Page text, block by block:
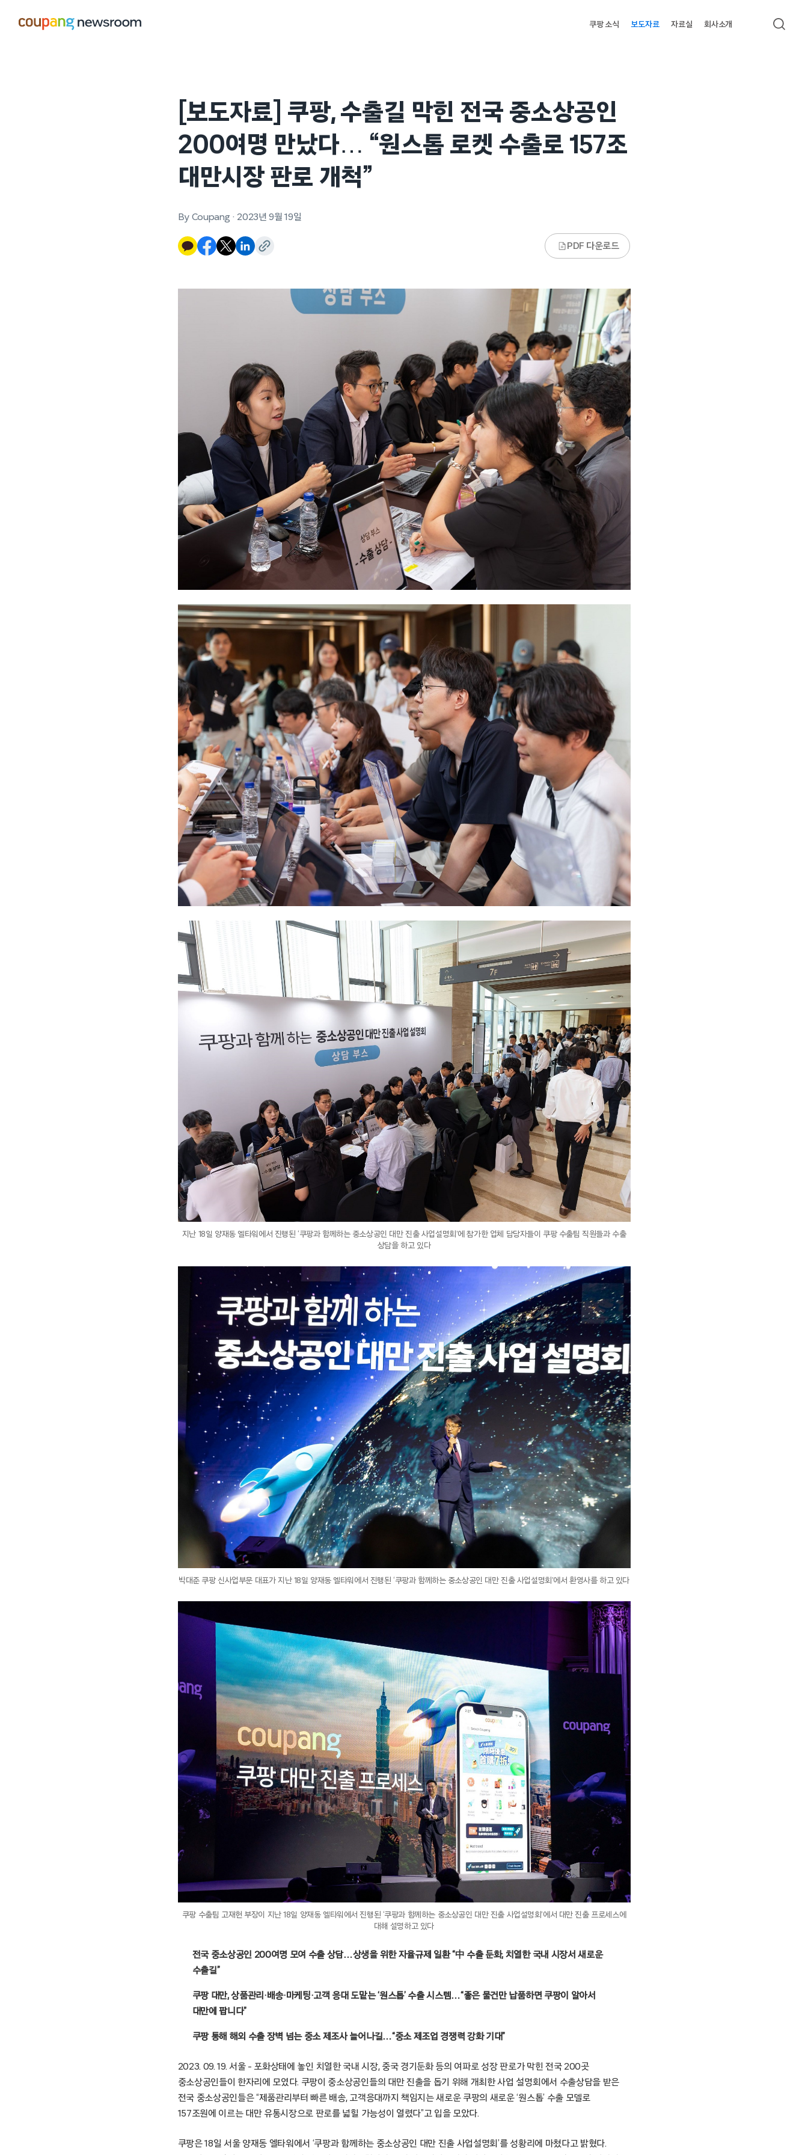
쿠팡 소식 보도자료 자료실 회사소개 검색
[보도자료] 쿠팡, 수출길 막힌 전국 중소상공인
200여명 만났다… “원스톱 로켓 수출로 157조
대만시장 판로 개척”
By Coupang · 2023년 9월 19일
PDF 다운로드
지난 18일 양재동 엘타워에서 진행된 ‘쿠팡과 함께하는 중소상공인 대만 진출 사업설명회’에 참가한 업체 담당자들이 쿠팡 수출팀 직원들과 수출
상담을 하고 있다
박대준 쿠팡 신사업부문 대표가 지난 18일 양재동 엘타워에서 진행된 ‘쿠팡과 함께하는 중소상공인 대만 진출 사업설명회’에서 환영사를 하고 있다
쿠팡 수출팀 고재헌 부장이 지난 18일 양재동 엘타워에서 진행된 ‘쿠팡과 함께하는 중소상공인 대만 진출 사업설명회’에서 대만 진출 프로세스에
대해 설명하고 있다
전국 중소상공인 200여명 모여 수출 상담…상생을 위한 자율규제 일환 “中 수출 둔화, 치열한 국내 시장서 새로운
수출길”
쿠팡 대만, 상품관리·배송·마케팅·고객 응대 도맡는 ‘원스톱’ 수출 시스템…“좋은 물건만 납품하면 쿠팡이 알아서
대만에 팝니다”
쿠팡 통해 해외 수출 장벽 넘는 중소 제조사 늘어나길…“중소 제조업 경쟁력 강화 기대”
2023. 09. 19. 서울 – 포화상태에 놓인 치열한 국내 시장, 중국 경기둔화 등의 여파로 성장 판로가 막힌 전국 200곳
중소상공인들이 한자리에 모였다. 쿠팡이 중소상공인들의 대만 진출을 돕기 위해 개최한 사업 설명회에서 수출상담을 받은
전국 중소상공인들은 “제품관리부터 빠른 배송, 고객응대까지 책임지는 새로운 쿠팡의 새로운 ‘원스톱’ 수출 모델로
157조원에 이르는 대만 유통시장으로 판로를 넓힐 가능성이 열렸다”고 입을 모았다.
쿠팡은 18일 서울 양재동 엘타워에서 ‘쿠팡과 함께하는 중소상공인 대만 진출 사업설명회’를 성황리에 마쳤다고 밝혔다.